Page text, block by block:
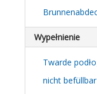
Wypełnienie
Twarde
nicht befüllbar